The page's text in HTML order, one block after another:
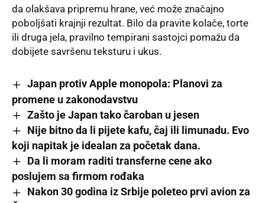
da olakšava pripremu hrane, već može značajno
poboljšati krajnji rezultat. Bilo da pravite kolače, torte
ili druga jela, pravilno tempirani sastojci pomažu da
dobijete savršenu teksturu i ukus.
Japan protiv Apple monopola: Planovi za
promene u zakonodavstvu
Zašto je Japan tako čaroban u jesen
Nije bitno da li pijete kafu, čaj ili limunadu. Evo
koji napitak je idealan za početak dana.
Da li moram raditi transferne cene ako
poslujem sa firmom rođaka
Nakon 30 godina iz Srbije poleteo prvi avion za